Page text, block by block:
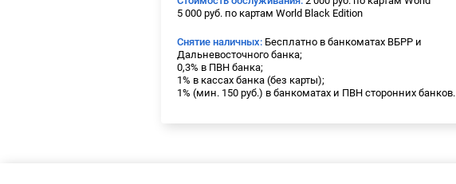
5 000 руб. по картам World Black Edition
Снятие наличных: Бесплатно в банкоматах ВБРР и
Дальневосточного банка;
0,3% в ПВН банка;
1% в кассах банка (без карты);
1% (мин. 150 руб.) в банкоматах и ПВН сторонних банков.